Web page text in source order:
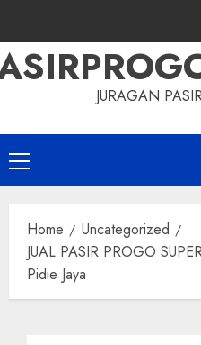
JURAGAN
Primary
Menu
Home
Uncategorized
JUAL PASIR PROGO
Pidie Jaya